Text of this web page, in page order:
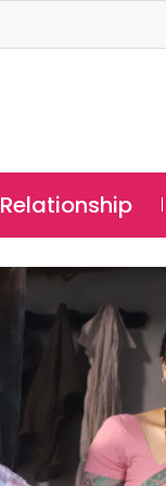
Relationship